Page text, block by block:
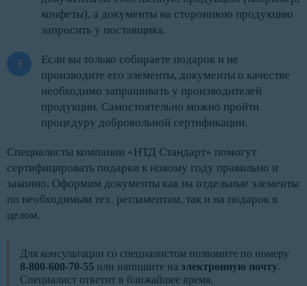
конфеты), а документы на стороннюю продукцию
запросить у поставщика.
Если вы только собираете подарок и не
производите его элементы, документы о качестве
необходимо запрашивать у производителей
продукции. Самостоятельно можно пройти
процедуру добровольной сертификации.
Специалисты компании «НТД Стандарт» помогут
сертифицировать подарки к новому году правильно и
законно. Оформим документы как на отдельные элементы
по необходимым тех. регламентам, так и на подарок в
целом.
Для консультации со специалистом позвоните по номеру
8-800-600-70-55 или напишите на электронную почту.
Специалист ответит в ближайшее время.